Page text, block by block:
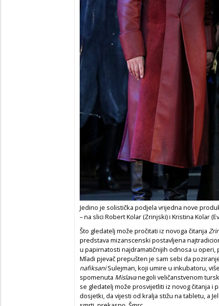
Jedino je solistička podjela vrijedna nove
– na slici Robert Kolar (Zrinjski) i Kristina Kolar
Što gledatelj može pročitati iz novoga čitanja
predstava mizanscenski postavljena
u papirnatosti najdramatičnijih odnosa u operi,
Mladi pjevač prepušten je sam sebi da
nafiksaniSulejman, koji umire u inkubatoru,
spomenuta Mislavanegoli veličanstvenom
se gledatelj može prosvijetliti iz novog čitanja i
dosjetki, da vijesti od kralja stižu na tabletu, a